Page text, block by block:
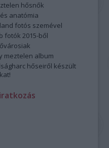
hősnők
anatómia
fotós szemével
fotók 2015-ből
meztelen album
hőseiről készült